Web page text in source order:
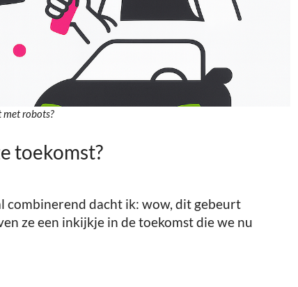
met robots?
toekomst?
combinerend dacht ik: wow, dit gebeurt
ze een inkijkje in de toekomst die we nu